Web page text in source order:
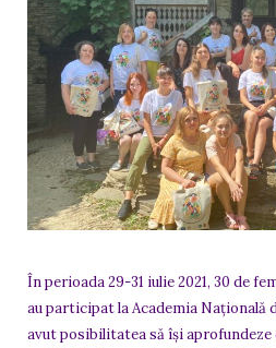
În perioada 29-31 iulie 2021, 30 de
au participat la Academia Națională
avut posibilitatea să își